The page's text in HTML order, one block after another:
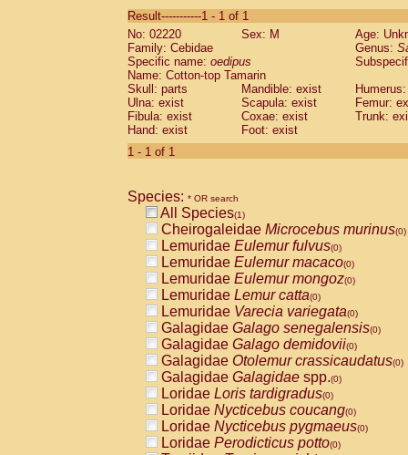
CebidaeSaguinus labiatus(0)
Cebidae Saguinus leucopus (0)
Cebidae
CebidaeSaguinus mystax
Cebidae Saguinus nigricollis (0)
Cebidae Saguinus oedipus
Cebidae Saguinus weddelli
Cebidae Saguinusspp.
Cebidae
CebidaeCebus capucinus
CebidaeCebus nigrivittatus
CebidaeCebus spp.(0)
CebidaeSaimiri boliviensis(0)
CebidaeSaimiri sciureus(0)
AtelidaeAlouatta caraya(0)
AtelidaeAlouatta fusca(0)
AtelidaeAlouatta seniculus(0)
AtelidaeAlouattaspp.(0)
AtelidaeAteles belzebuth(0)
AtelidaeAteles geoffroyi(0)
AtelidaeAteles paniscus(0)
AtelidaeAtelesspp.(0)
AtelidaeLagothrix lagothricha(0)
AtelidaeLagothrix lagothricha cana
PitheciidaeCacajao calvus
Result-----------1 - 1 of 1
No: 02220
Sex: M
Age:
Family: Cebidae
Genus:
Specific name: oedipus
Name: Cotton-top Tamarin
Skull: parts
Mandible: exist
Ulna: exist
Scapula: exist
Femur:
Fibula: exist
Coxae: exist
Trunk:
Hand: exist
Foot: exist
1 - 1 of 1
Species: * OR search
All Species(1)
Cheirogaleidae Microcebus murinus(0)
Lemuridae Eulemur fulvus(0)
Lemuridae Eulemur macaco(0)
Lemuridae Eulemur mongoz(0)
Lemuridae Lemur catta(0)
Lemuridae Varecia variegata(0)
Galagidae Galago senegalensis(0)
Galagidae Galago demidovii(0)
Galagidae Otolemur crassicaudatus(0)
Galagidae Galagidae spp.(0)
Loridae Loris tardigradus(0)
Loridae Nycticebus coucang(0)
Loridae Nycticebus pygmaeus(0)
Loridae Perodicticus potto(0)